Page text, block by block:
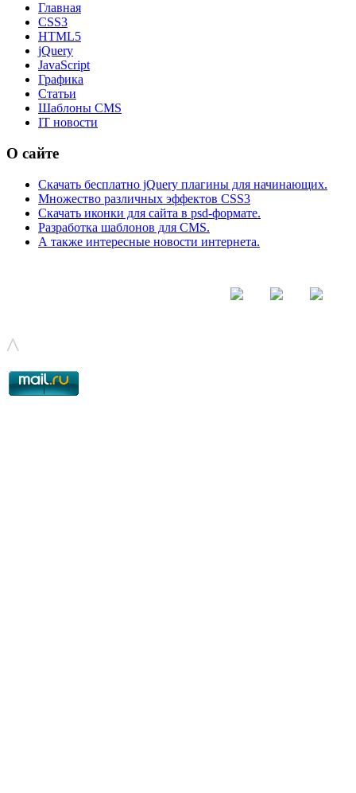
Главная
CSS3
HTML5
jQuery
JavaScript
Графика
Статьи
Шаблоны CMS
IT новости
О сайте
Скачать бесплатно jQuery плагины для начинающих.
Множество различных эффектов CSS3
Скачать иконки для сайта в psd-формате.
Разработка шаблонов для CMS.
А также интересные новости интернета.
© - 2015-2017 - helix.su - все для вашего сайта |
^